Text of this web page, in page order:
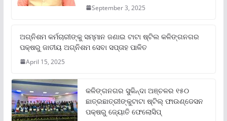
September 3, 2025
ଅଗ୍ନିଶମ କର୍ମଚାରୀଙ୍କୁ ସମ୍ମାନ ଜଣାଇ ଟାଟା ଷ୍ଟିଲ କଳିଙ୍ଗନଗର
ପକ୍ଷରୁ ଜାତୀୟ ଅଗ୍ନିଶମ ସେବା ସପ୍ତାହ ପାଳିତ
April 15, 2025
କଳିଙ୍ଗନଗର ସୁକିନ୍ଦା ଅଞ୍ଚଳର ୧୫୦
ଛାତ୍ରଛାତ୍ରୀଙ୍କୁଟାଟା ଷ୍ଟିଲ୍ ଫାଉଣ୍ଡେସନ
ପକ୍ଷରୁ ଜ୍ୟୋତି ଫେଲୋସିପ୍‌